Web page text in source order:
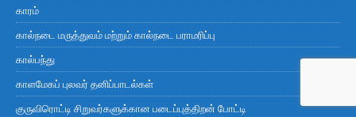
காரம்
கால்நடை மருத்துவம் மற்றும் கால்நடை பராமரிப்பு
கால்பந்து
காளமேகப் புலவர் தனிப்பாடல்கள்
குருவிரொட்டி சிறுவர்களுக்கான படைப்புத்திறன் போட்டி